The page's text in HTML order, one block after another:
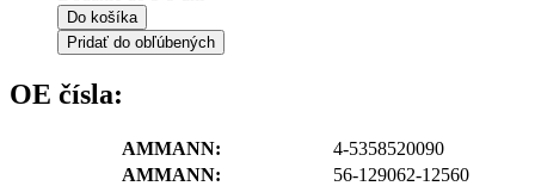
Do košíka
Pridať do obľúbených
OE čísla:
AMMANN:
4-5358520090
AMMANN:
56-129062-12560